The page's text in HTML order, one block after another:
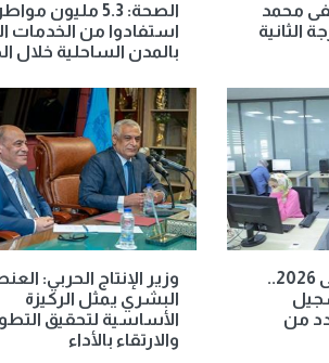
محمد
الثانية
الصحة: 5.3 مليون
استفادوا من الخدمات
بالمدن الساحلية خلال
تنسيق المرحلة الأولى 2026..
من
وزير الإنتاج الحربي:
البشري يمثل الركيزة
الأساسية لتحقيق
والارتقاء بالأداء